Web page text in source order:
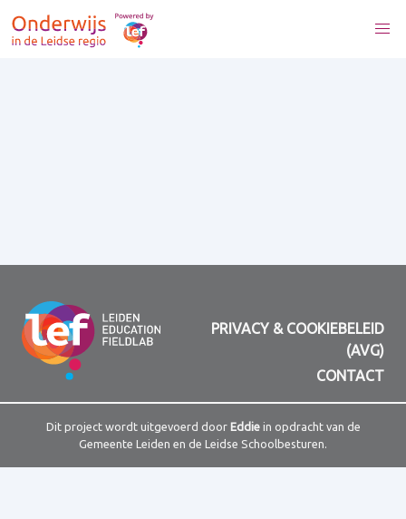
PRIVACY & COOKIEBELEID
(AVG)
CONTACT
Dit project wordt uitgevoerd door Eddiein opdracht van de
Gemeente Leiden en de Leidse Schoolbesturen.